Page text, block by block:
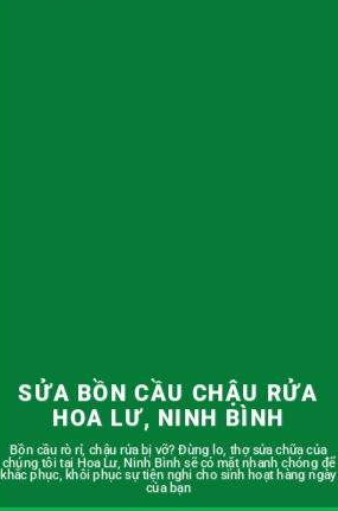
HÚT BỂ PHỐT TẠI HOA LƯ,
NINH BÌNH
Hút bể phốt giá rẻ tại Hoa Lư, Ninh Bình, báo giá rõ ràng theo
khối lượng thực tế. Có hợp đồng, hóa đơn đỏ đầy đủ, cam kết
không tăng giá, giúp bạn tiết kiệm chi phí tối ưu.